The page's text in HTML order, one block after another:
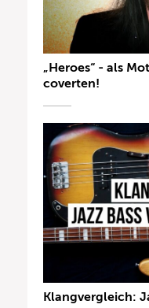
„Heroes“ - als
coverten!
Klangvergleich: